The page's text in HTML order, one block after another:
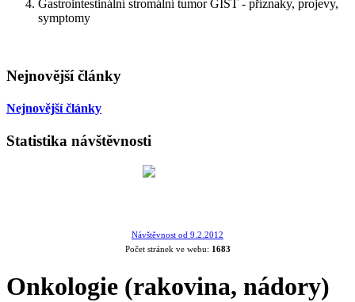
Gastrointestinální stromální tumor GIST - příznaky, projevy,
symptomy
Nejnovější články
Nejnovější články
Statistika návštěvnosti
Návštěvnost od 9.2.2012
Počet stránek ve webu: 1683
Onkologie (rakovina, nádory)